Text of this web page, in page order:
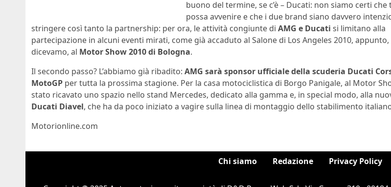
buono del termine, se c’è – Ducati: non siamo certi
possa avvenire e che i due brand siano davvero
stringere così tanto la partnership: per ora, le attività congiunte di AMG e Ducati si limitano alla
partecipazione in alcuni eventi mirati, come già accaduto al Salone di Los Angeles 2010, appunto,
dicevamo, al Motor Show 2010 di Bologna.
Il secondo passo? L’abbiamo già ribadito: AMG sarà sponsor ufficiale della scuderia Ducati
MotoGP per tutta la prossima stagione. Per la casa motociclistica di Borgo Panigale, al Motor
stato ricavato uno spazio nello stand Mercedes, dedicato alla gamma e, in special modo, alla
Ducati Diavel, che ha da poco iniziato a vagire sulla linea di montaggio dello stabilimento
Motorionline.com
Chi siamo Redazione Privacy Policy